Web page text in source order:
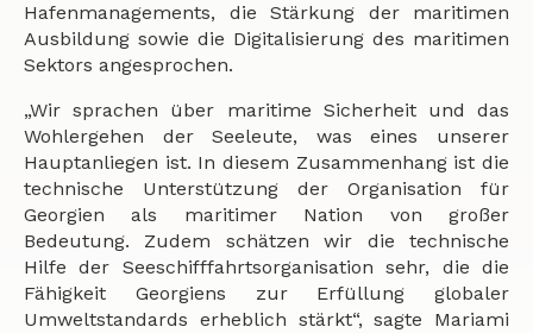
Hafenmanagements, die Stärkung der maritimen
Ausbildung sowie die Digitalisierung des maritimen
Sektors angesprochen.
„Wir sprachen über maritime Sicherheit und das
Wohlergehen der Seeleute, was eines unserer
Hauptanliegen ist. In diesem Zusammenhang ist die
technische Unterstützung der Organisation für
Georgien als maritimer Nation von großer
Bedeutung. Zudem schätzen wir die technische
Hilfe der Seeschifffahrtsorganisation sehr, die die
Fähigkeit Georgiens zur Erfüllung globaler
Umweltstandards erheblich stärkt“, sagte Mariami